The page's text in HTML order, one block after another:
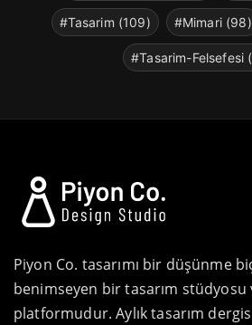
#Tasarim (109) #Mimari (98)
#Tasarim-Felsefesi
Piyon Co. tasarımı bir düşünme
benimseyen bir tasarım stüdyosu
platformudur. Aylık tasarım